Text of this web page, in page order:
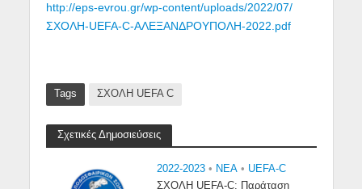
http://eps-evrou.gr/wp-content/uploads/2022/07/
ΣΧΟΛΗ-UEFA-C-ΑΛΕΞΑΝΔΡΟΥΠΟΛΗ-2022.pdf
Tags ΣΧΟΛΗ UEFA C
Σχετικές Δημοσιεύσεις
2022-2023 • NEA • UEFA-C
ΣΧΟΛΗ UEFA-C: Παράταση